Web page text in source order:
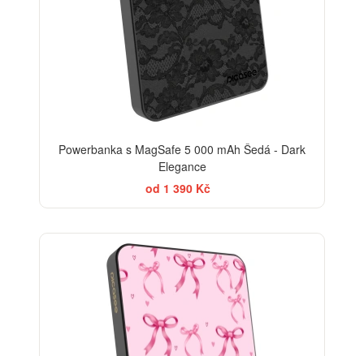
Powerbanka s MagSafe 5 000 mAh Šedá - Dark
Elegance
od 1 390 Kč